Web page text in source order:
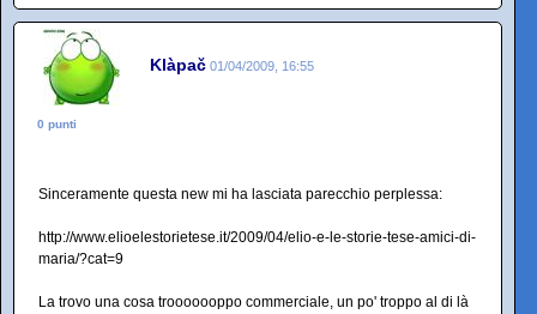
Klàpač 01/04/2009, 16:55
0 punti
Sinceramente questa new mi ha lasciata parecchio perplessa:
http://www.elioelestorietese.it/2009/04/elio-e-le-storie-tese-amici-di-
maria/?cat=9
La trovo una cosa trooooooppo commerciale, un po' troppo al di là